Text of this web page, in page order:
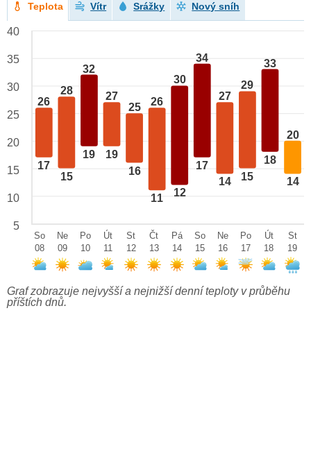
Teplota Vítr Srážky Nový sníh
26
17
28
15
32
19
27
19
25
16
26
11
30
12
34
17
27
14
29
15
33
18
20
14
40
35
30
25
20
15
10
5
So
08
Ne
09
Po
10
Út
11
St
12
Čt
13
Pá
14
So
15
Ne
16
Po
17
Út
18
St
19
Graf zobrazuje nejvyšší a nejnižší denní teploty v průběhu
příštích dnů.